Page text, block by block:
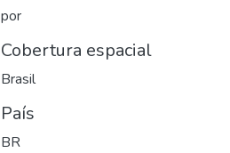
por
Cobertura espacial
Brasil
País
BR